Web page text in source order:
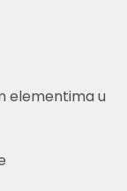
elementima u